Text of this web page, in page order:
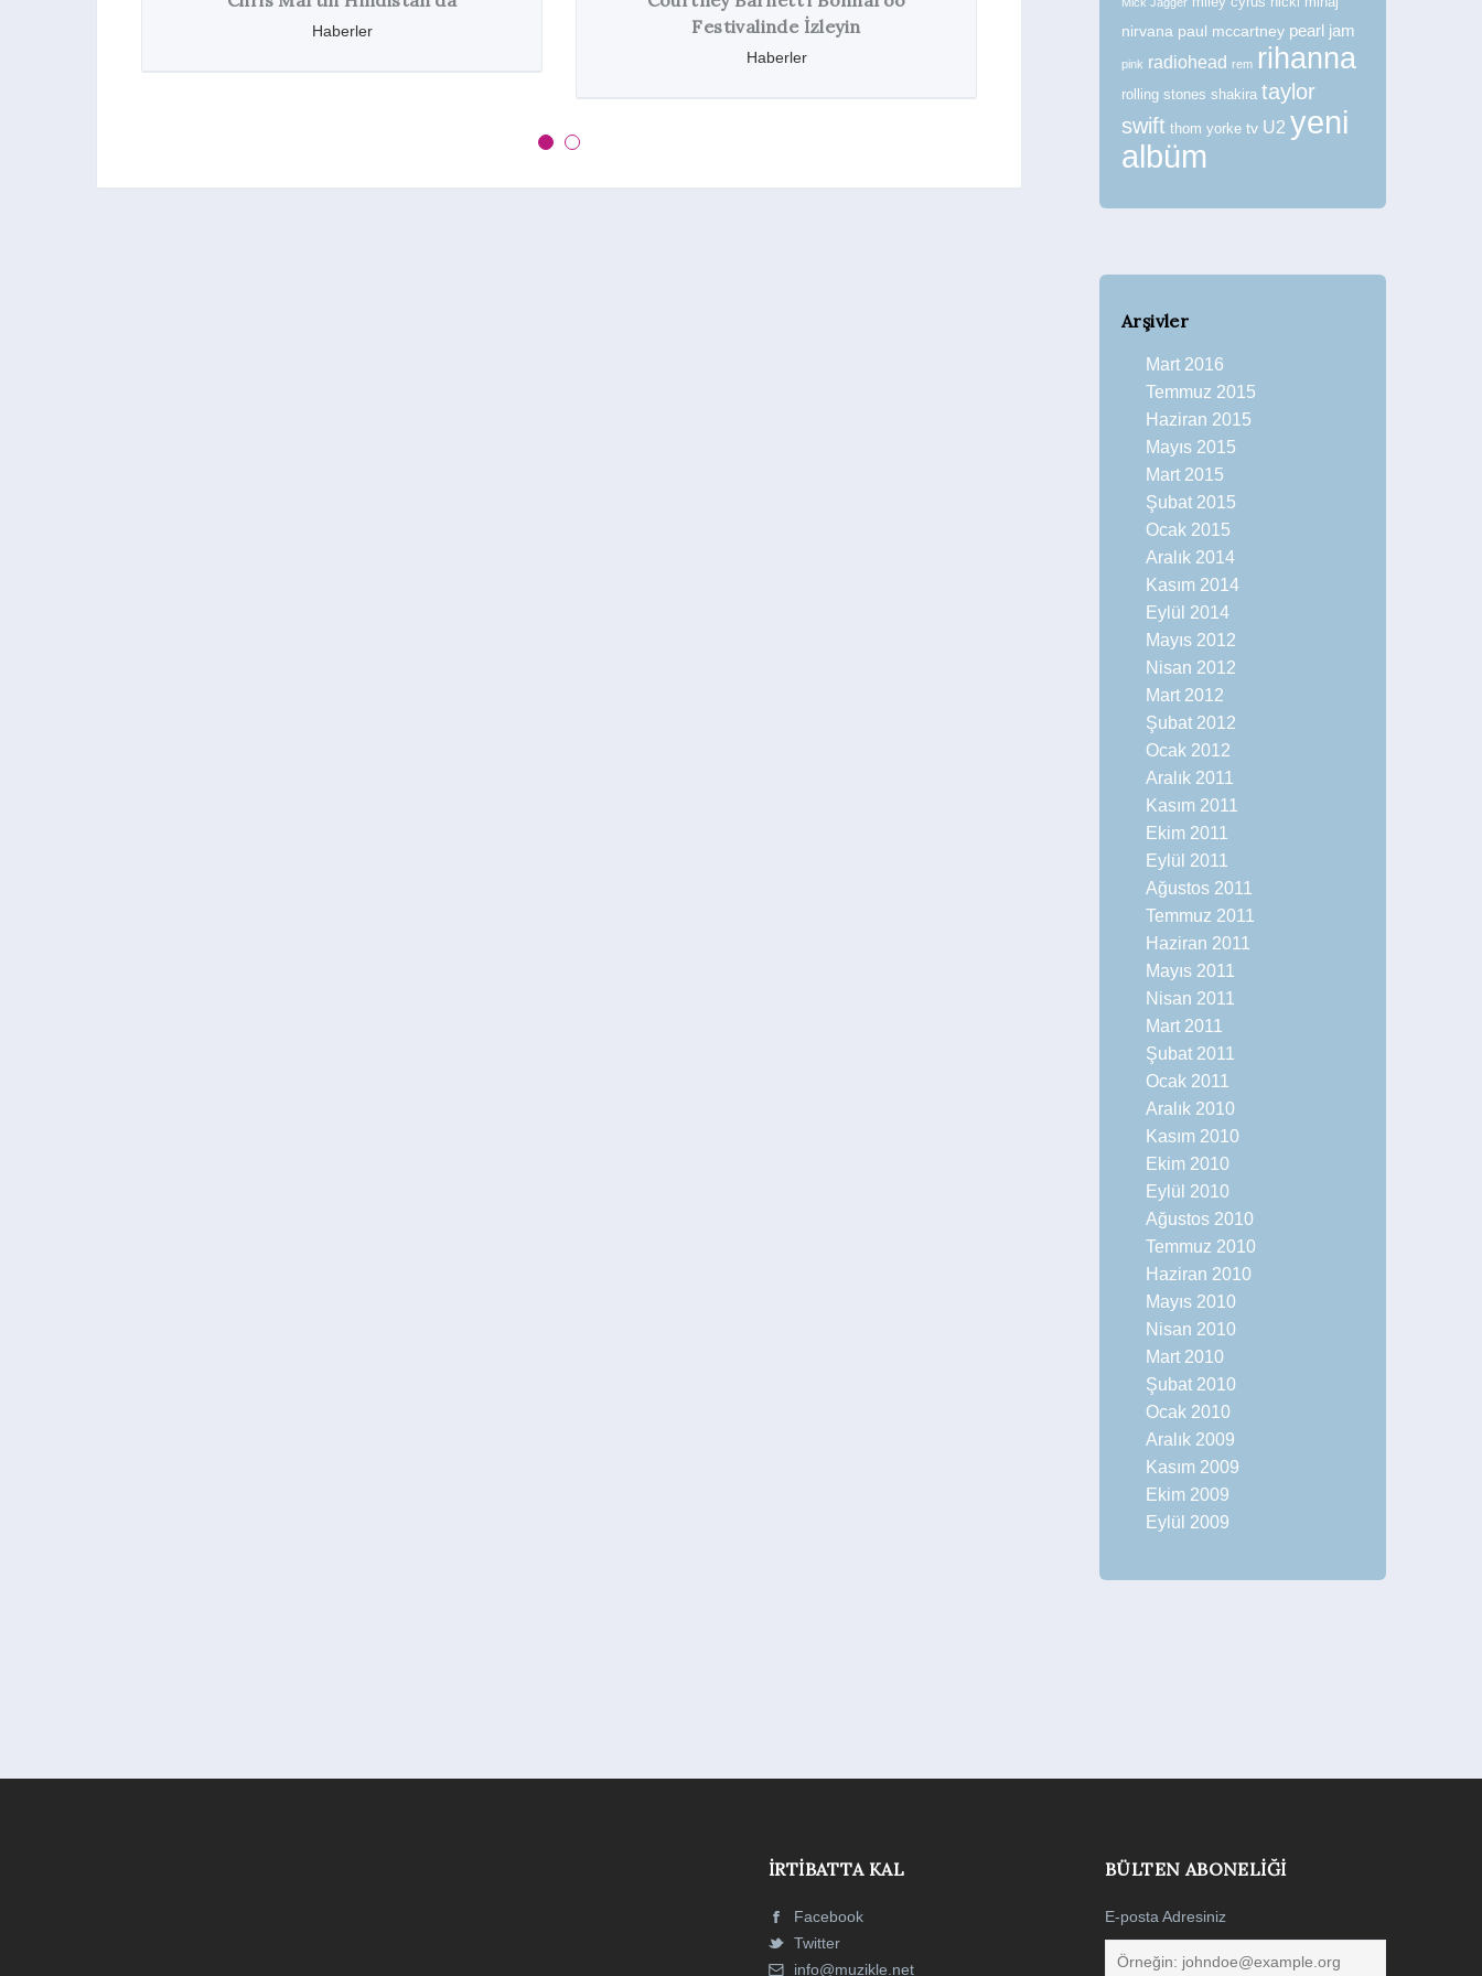
Haberler
Festivalinde İzleyin
Haberler
(Primavera Sound)
Haberler
nirvana paul mccartney pearl jam
pink radiohead rem rihanna
rolling stones shakira taylor
swift thom yorke tv U2 yeni
albüm
Arşivler
Mart 2016
Temmuz 2015
Haziran 2015
Mayıs 2015
Mart 2015
Şubat 2015
Ocak 2015
Aralık 2014
Kasım 2014
Eylül 2014
Mayıs 2012
Nisan 2012
Mart 2012
Şubat 2012
Ocak 2012
Aralık 2011
Kasım 2011
Ekim 2011
Eylül 2011
Ağustos 2011
Temmuz 2011
Haziran 2011
Mayıs 2011
Nisan 2011
Mart 2011
Şubat 2011
Ocak 2011
Aralık 2010
Kasım 2010
Ekim 2010
Eylül 2010
Ağustos 2010
Temmuz 2010
Haziran 2010
Mayıs 2010
Nisan 2010
Mart 2010
Şubat 2010
Ocak 2010
Aralık 2009
Kasım 2009
Ekim 2009
Eylül 2009
İRTIBATTA KAL
Facebook
Twitter
info@muzikle.net
BÜLTEN ABONELIĞI
E-posta Adresiniz